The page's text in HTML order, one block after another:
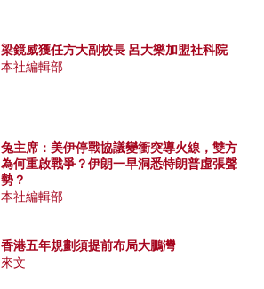
梁鏡威獲任方大副校長 呂大樂加盟社科院
本社編輯部
兔主席：美伊停戰協議變衝突導火線，雙方
為何重啟戰爭？伊朗一早洞悉特朗普虛張聲
勢？
本社編輯部
香港五年規劃須提前布局大鵬灣
來文